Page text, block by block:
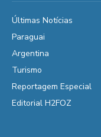
Últimas Notícias
Paraguai
Argentina
Turismo
Reportagem Especial
Editorial H2FOZ